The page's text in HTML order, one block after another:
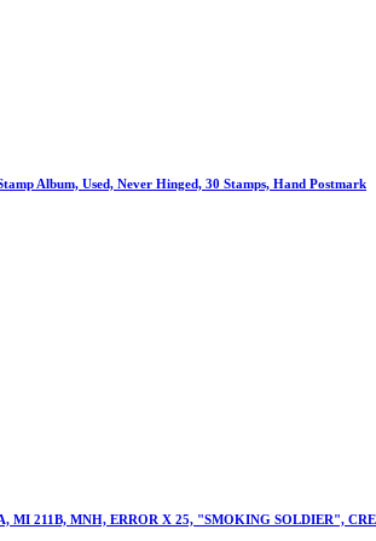
Album, Used, Never Hinged, 30 Stamps, Hand Postmark
MI 211B, MNH, ERROR X 25, "SMOKING SOLDIER",